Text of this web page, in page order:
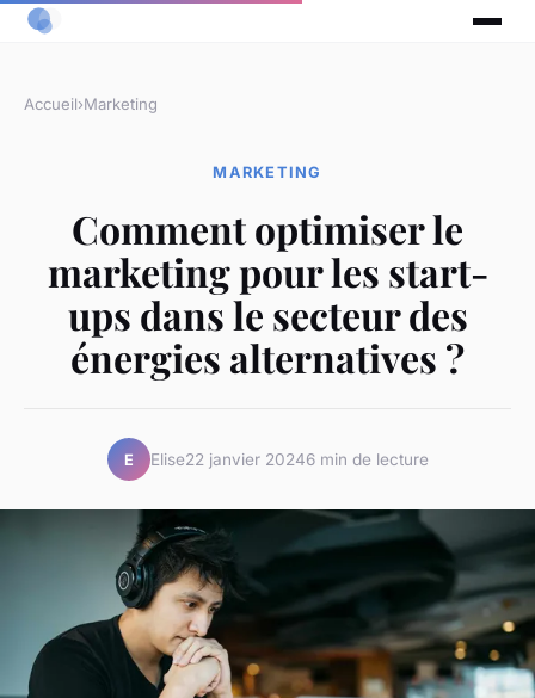
Accueil›Marketing
MARKETING
Comment optimiser le
marketing pour les start-
ups dans le secteur des
énergies alternatives ?
E Elise22 janvier 20246 min de lecture